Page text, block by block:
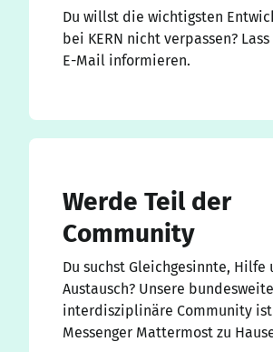
Du willst die wichtigsten
bei KERN nicht verpassen?
E-Mail informieren.
Werde Teil der
Community
Du suchst Gleichgesinnte, Hilfe
Austausch? Unsere
interdisziplinäre Community
Messenger Mattermost zu